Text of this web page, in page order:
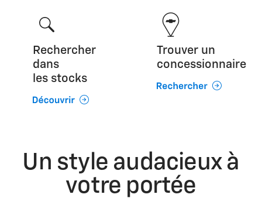
Rechercher
dans
les stocks
Trouver un
concessionnaire
Un style audacieux à
votre portée